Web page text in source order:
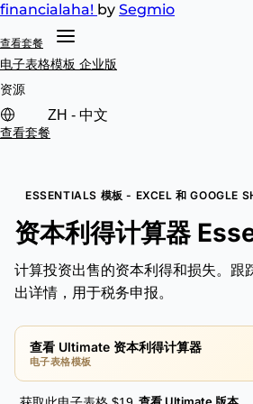
financialaha! by Segmio
查看套餐
电子表格模板 企业版
资源
查看套餐
ESSENTIALS 模板 - EXCEL 和 GOOGLE
资本利得计算器
计算投资出售的资本利得和损失。跟
出详情，用于税务申报。
查看 Ultimate 资本利得计算器
电子表格模板